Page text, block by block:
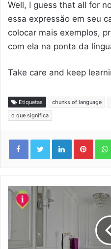
Well, I guess that all for
essa expressão em seu
colocar mais exemplos,
com ela na ponta da
Take care and keep
Etiquetas chunks of language
o que significa
Linkedin